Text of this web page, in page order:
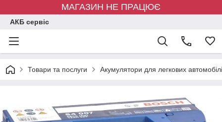
МАГАЗИН НЕ ПРАЦЮЄ
АКБ сервіс
Товари та послуги Акумулятори для легкових